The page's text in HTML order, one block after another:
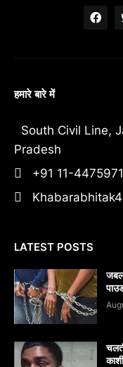
हमारे बारे में
South Civil Line,
Pradesh
+91 11-
LATEST POSTS